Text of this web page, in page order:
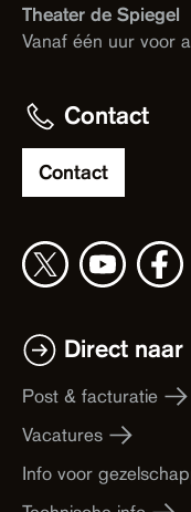
Theater de Spiegel
Vanaf één uur voor
Contact
Contact
Direct naar
Post & facturatie
Vacatures
Info voor